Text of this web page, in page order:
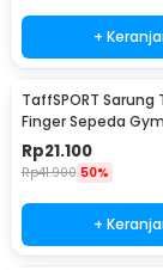
+
TaffSPORT Sarung
Finger Sepeda
Rp21.100
Rp41.900 50%
+